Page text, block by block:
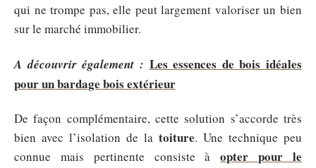
qui ne trompe pas, elle peut largement valoriser un bien
sur le marché immobilier.
A découvrir également : Les essences de bois idéales
pour un bardage bois extérieur
De façon complémentaire, cette solution s’accorde très
bien avec l’isolation de la toiture. Une technique peu
connue mais pertinente consiste àopter pour le